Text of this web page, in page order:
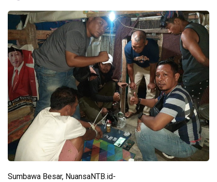
Sumbawa Besar, NuansaNTB.id-